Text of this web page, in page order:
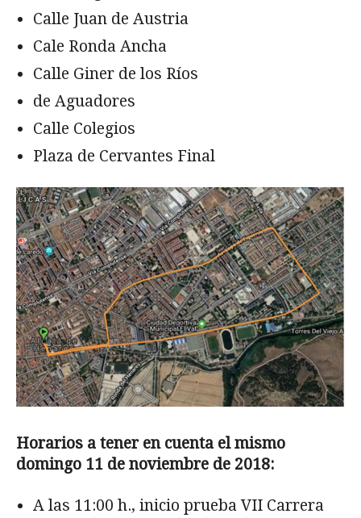
Calle Juan de Austria
Cale Ronda Ancha
Calle Giner de los Ríos
de Aguadores
Calle Colegios
Plaza de Cervantes Final
Horarios a tener en cuenta el mismo
domingo 11 de noviembre de 2018:
A las 11:00 h., inicio prueba VII Carrera